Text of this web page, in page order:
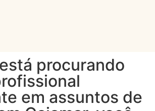
procurando
em assuntos de